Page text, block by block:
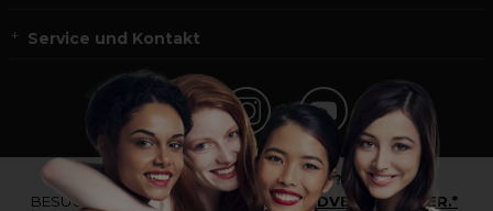
Service und Kontakt
*Du bist kein Profikunde?
BESUCHE
UNSERE WEBSEITE FÜR ENDVERBRAUCHER.*